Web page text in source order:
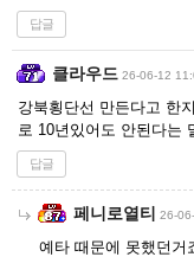
답글
클라우드 26-06-12
강북횡단선 만든다고 한
로 10년있어도 안된다는
답글
페니로열티 26-
예타 때문에 못했던거